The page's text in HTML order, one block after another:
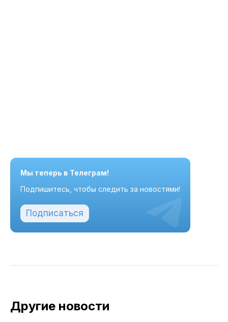
Мы теперь в Телеграм!
Подпишитесь, чтобы следить за новостями!
Подписаться
Другие новости